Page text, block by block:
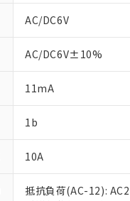
AC/DC6V
AC/DC6V±10%
11mA
1b
10A
抵抗負荷(AC-12):
本サービス
くものです。
当社制御機
在庫状況お
当社販売員
在庫状況お
ている必要
*EU RoHS指令（10物質
鉛(Pb) 1000ppm以下、
六価クロム(Cr(Ⅵ))
フタル酸ビス(2-エチル
ル（DBP） 1000ppm
但し、RoHS指令で産業
フタル酸エステル類の
※2 対応予定月
部品在庫の切り替
「－」：未確認で
Pb(鉛) :1000ppm、 Hg(
DEHP(フタル酸ビス(2-
「ｅ」：有害物質
「10」：通常の使
味します。
当社は、こ
う）を輸出
などの必要
当社は規制
たしません。
記
号
○ 一定数
△ 一定数
－
在庫な
空
受注生